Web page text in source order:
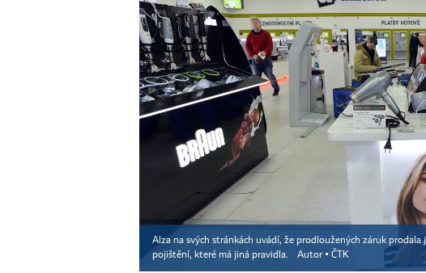
Alza na svých stránkách uvádí, že prodloužených záruk
pojištění, které má jiná pravidla.
Autor ▪ ČTK